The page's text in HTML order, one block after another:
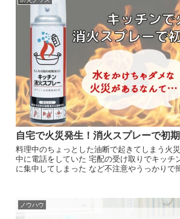
自宅で火災発生！消火スプレーで初
料理中のちょっとした油断で起きてしまう火
中に電話をしていた 宅配の受け取りでキッチ
に集中してしまった など不注意やうっかりで
ノウハウ